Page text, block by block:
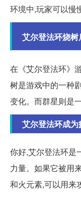
环境中,玩家可以慢
艾尔登法环烧树
在《艾尔登法环》
树是游戏中的一种
变化。而群星则是
艾尔登法环成
你好,艾尔登法环是
力量。如果它被用
和火元素,可以用来